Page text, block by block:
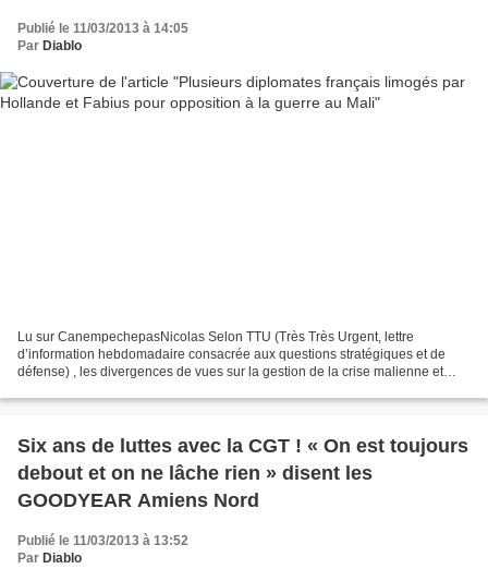
Publié le 11/03/2013 à 14:05
Par Diablo
Lu sur CanempechepasNicolas Selon TTU (Très Très Urgent, lettre
d’information hebdomadaire consacrée aux questions stratégiques et de
défense) , les divergences de vues sur la gestion de la crise malienne et
Six ans de luttes avec la CGT ! « On est toujours
debout et on ne lâche rien » disent les
GOODYEAR Amiens Nord
Publié le 11/03/2013 à 13:52
Par Diablo